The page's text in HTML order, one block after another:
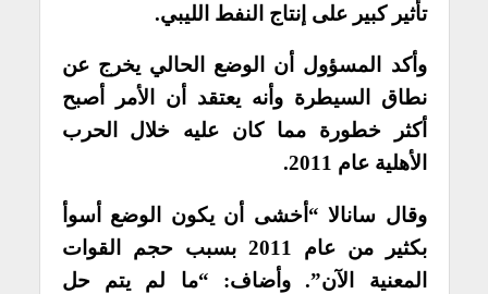
تأثير كبير على إنتاج النفط الليبي.
وأكد المسؤول أن الوضع الحالي يخرج عن
نطاق السيطرة وأنه يعتقد أن الأمر أصبح
أكثر خطورة مما كان عليه خلال الحرب
الأهلية عام 2011.
وقال سانالا “أخشى أن يكون الوضع أسوأ
بكثير من عام 2011 بسبب حجم القوات
المعنية الآن”. وأضاف: “ما لم يتم حل